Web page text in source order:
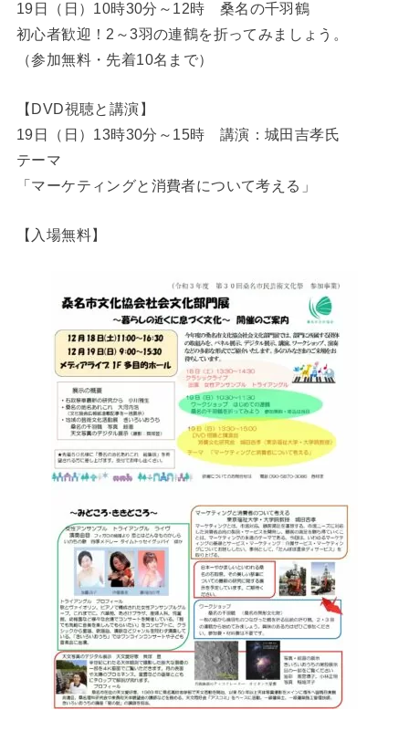
19日（日）10時30分～12時 桑名の千羽鶴
初心者歓迎！2～3羽の連鶴を折ってみましょう。
（参加無料・先着10名まで）
【DVD視聴と講演】
19日（日）13時30分～15時 講演：城田吉孝氏
テーマ
「マーケティングと消費者について考える」
【入場無料】